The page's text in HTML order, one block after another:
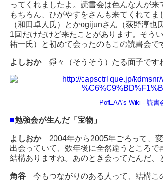
ってくれましたよ。読書会は色んな人が来
もちろん、ひがやすをさんも来てくれてま
（和田卓人氏）とかogijunさん（荻野淳也
1回だけだけど来たことがあります。そう
祐一氏）と初めて会ったのもこの読書会で
よしおか錚々（そうそう）たる面子です
PofEAA's Wiki - 読書
■勉強会が生んだ「宝物」
よしおか2004年から2005年ごろって、変
出会っていて、数年後に全然違うところで
結構ありますね。あのとき会ってたんだ、
角谷 今もつながりのある人って、結構こ